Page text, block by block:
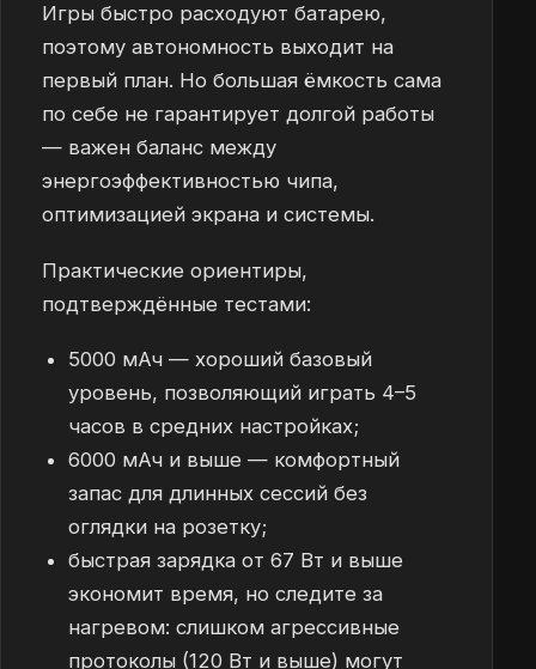
Игры быстро расходуют батарею,
поэтому автономность выходит на
первый план. Но большая ёмкость сама
по себе не гарантирует долгой работы
— важен баланс между
энергоэффективностью чипа,
оптимизацией экрана и системы.
Практические ориентиры,
подтверждённые тестами:
5000 мАч — хороший базовый
уровень, позволяющий играть 4–5
часов в средних настройках;
6000 мАч и выше — комфортный
запас для длинных сессий без
оглядки на розетку;
быстрая зарядка от 67 Вт и выше
экономит время, но следите за
нагревом: слишком агрессивные
протоколы (120 Вт и выше) могут